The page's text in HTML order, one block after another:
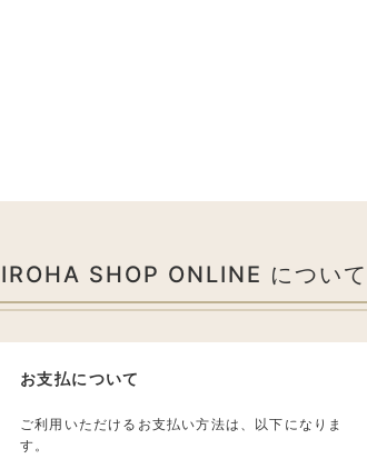
IROHA SHOP ONLINE について
お支払について
ご利用いただけるお支払い方法は、以下になりま
す。